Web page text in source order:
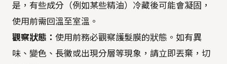
是，有些成分（例如某些精油）冷藏後可能會凝固，
使用前需回溫至室溫。
觀察狀態： 使用前務必觀察護髮膜的狀態。如有異
味、變色、長黴或出現分層等現象，請立即丟棄，切